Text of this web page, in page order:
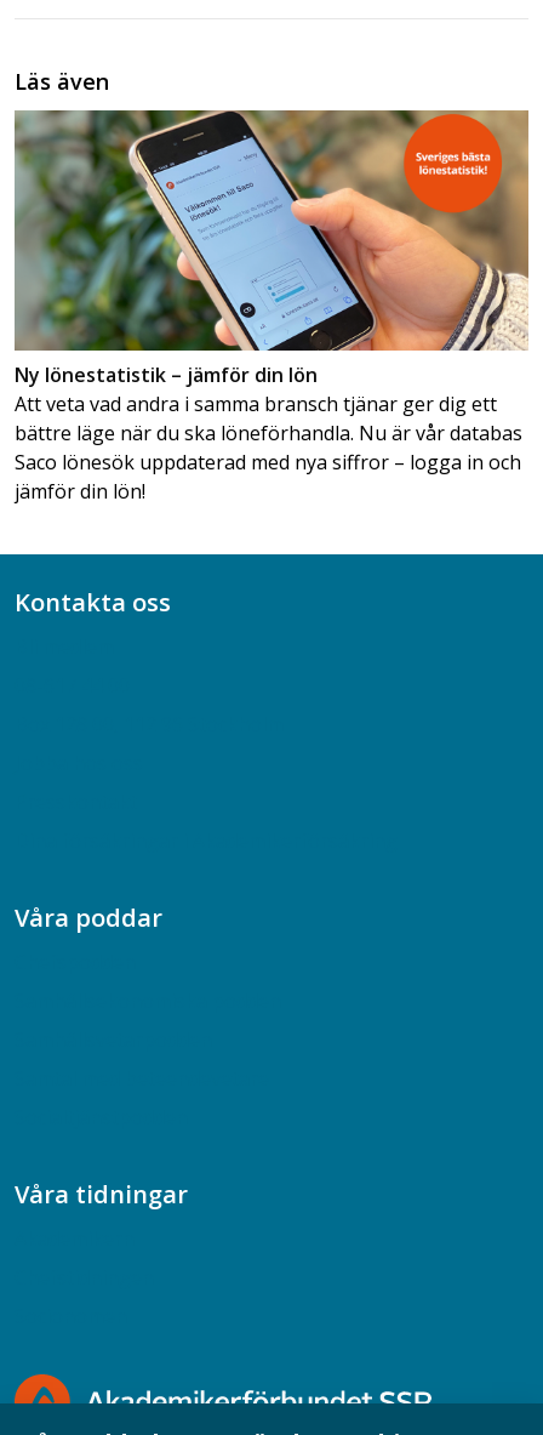
Läs även
Ny lönestatistik – jämför din lön
Att veta vad andra i samma bransch tjänar ger dig ett
bättre läge när du ska löneförhandla. Nu är vår databas
Saco lönesök uppdaterad med nya siffror – logga in och
jämför din lön!
Kontakta oss
Våra poddar
Våra tidningar